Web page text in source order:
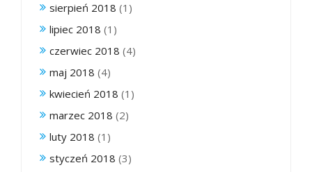
sierpień 2018 (1)
lipiec 2018 (1)
czerwiec 2018 (4)
maj 2018 (4)
kwiecień 2018 (1)
marzec 2018 (2)
luty 2018 (1)
styczeń 2018 (3)